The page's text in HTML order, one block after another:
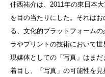
仲西祐介は、 2011年の東日本
を目の当たりにした。それは
る、文化的プラットフォーム
ラやプリントの技術において
現媒体としての「写真」はま
着目し、「写真」の可能性を